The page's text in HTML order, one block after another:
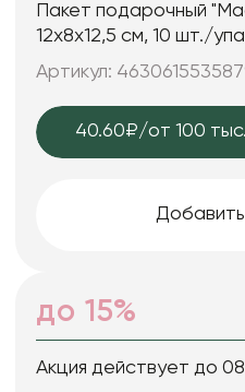
Пакет подарочный
12х8х12,5 см, 10 шт./
Артикул:
40.60₽/от 100 тыс.
Добавить
до 15%
Акция действует до